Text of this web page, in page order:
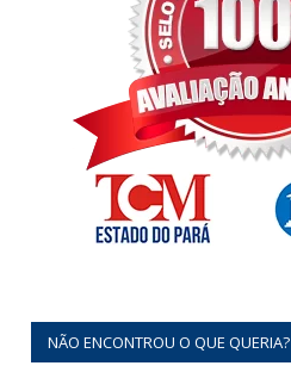
NÃO ENCONTROU O QUE QUERIA?